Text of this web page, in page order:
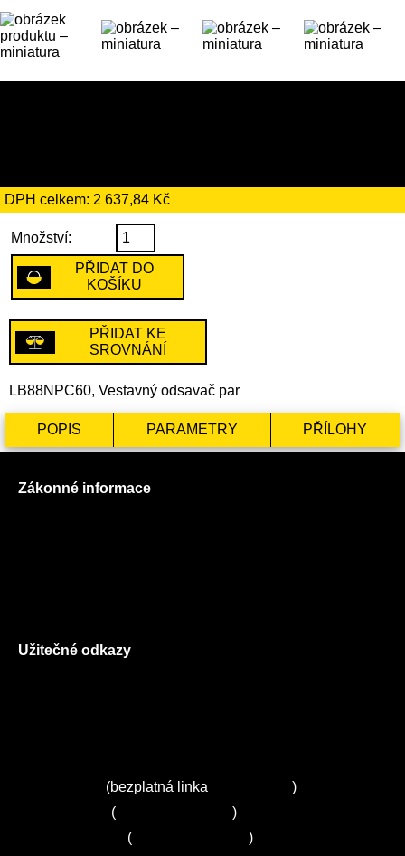
DPH celkem: 2 637,84 Kč
Množství:
PŘIDAT DO
KOŠÍKU
PŘIDAT KE
SROVNÁNÍ
LB88NPC60, Vestavný odsavač par
POPIS PARAMETRY PŘÍLOHY
Zákonné informace
Užitečné odkazy
(bezplatná linka
)
(
)
(
)